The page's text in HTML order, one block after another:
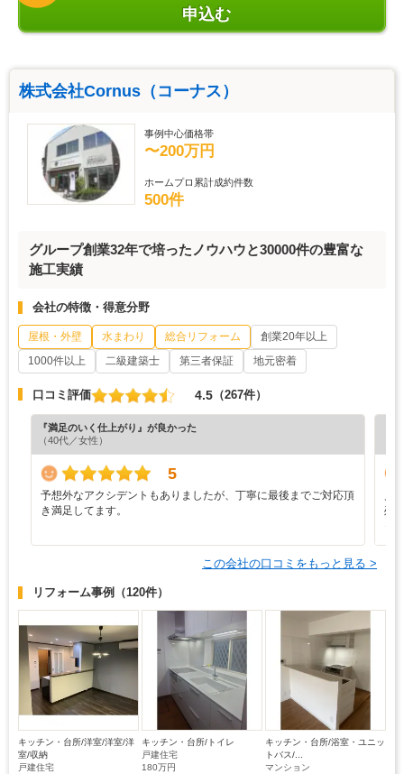
申込む
株式会社Cornus（コーナス）
事例中心価格帯
〜200万円
ホームプロ累計成約件数
500件
グループ創業32年で培ったノウハウと30000件の豊富な
施工実績
会社の特徴・得意分野
屋根・外壁 水まわり 総合リフォーム
創業20年以上
1000件以上
二級建築士 第三者保証 地元密着
口コミ評価 4.5 （267件）
『満足のいく仕上がり』が良かった
（40代／女性）
5
予想外なアクシデントもありましたが、丁寧に最後までご対応頂
き満足してます。
残
この会社の口コミをもっと見る >
リフォーム事例 （120件）
キッチン・台所/洋室/洋室/洋
室/収納
戸建住宅
キッチン・台所/トイレ
戸建住宅
180万円
キッチン・台所/浴室・ユニッ
トバス/...
マンション